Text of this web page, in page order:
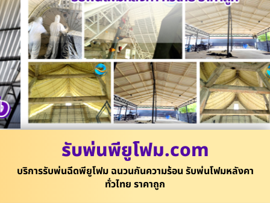
รับพ่นพียูโฟม.com
บริการรับพ่นฉีดพียูโฟม ฉนวนกันความร้อน รับพ่นโฟมหลังคา
ทั่วไทย ราคาถูก